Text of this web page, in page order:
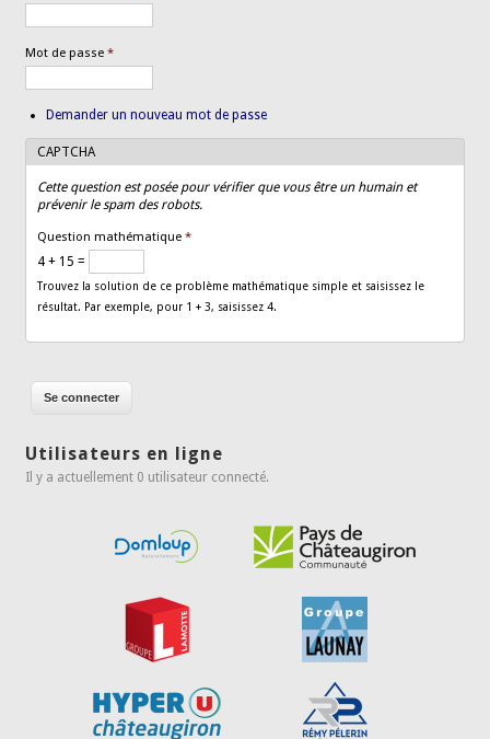
Mot de passe*
Demander un nouveau mot de passe
CAPTCHA
Cette question est posée pour vérifier que vous être un humain et
prévenir le spam des robots.
Question mathématique*
4 + 15 =
Trouvez la solution de ce problème mathématique simple et saisissez le
résultat. Par exemple, pour 1 + 3, saisissez 4.
Utilisateurs en ligne
Il y a actuellement 0 utilisateur connecté.